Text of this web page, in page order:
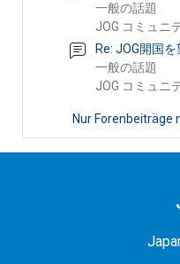
一般の話題
JOG コミュニ
Re: JOG開国
一般の話題
JOG コミュニ
Nur Forenbeiträge